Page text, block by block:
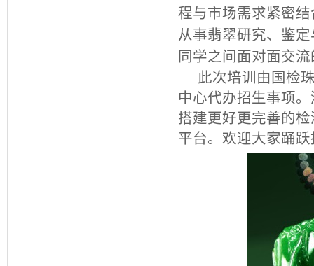
程与市场需求紧密
从事翡翠研究、鉴
同学之间面对面交
此次培训由国检
中心代办招生事项
搭建更好更完善的
平台。欢迎大家踊